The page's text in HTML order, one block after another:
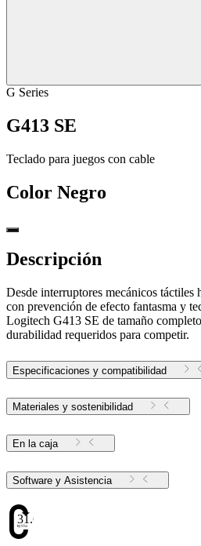
G Series
G413 SE
Teclado para juegos con cable
Color Negro
Descripción
Desde interruptores mecánicos táctiles
con prevención de efecto fantasma y
Logitech G413 SE de tamaño
durabilidad requeridos para competir.
Especificaciones y compatibilidad
Materiales y sostenibilidad
En la caja
Software y Asistencia
31.6